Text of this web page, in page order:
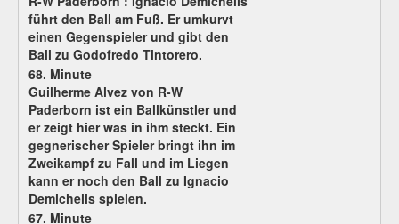
führt den Ball am Fuß. Er umkurvt
einen Gegenspieler und gibt den
Ball zu Godofredo Tintorero.
68. Minute
Guilherme Alvez von R-W
Paderborn ist ein Ballkünstler und
er zeigt hier was in ihm steckt. Ein
gegnerischer Spieler bringt ihn im
Zweikampf zu Fall und im Liegen
kann er noch den Ball zu Ignacio
Demichelis spielen.
67. Minute